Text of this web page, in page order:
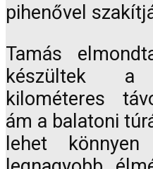
pihenővel
Tamás
készültek
kilométeres
ám a balatoni
lehet